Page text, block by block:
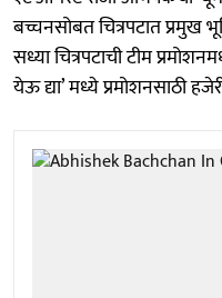
बच्चनसोबत चित्रपटात
सध्या चित्रपटाची टीम
येऊ द्या’ मध्ये प्रमोशनसाठी